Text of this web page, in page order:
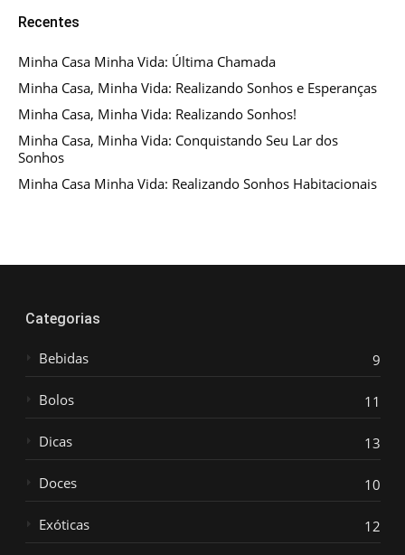
Recentes
Minha Casa Minha Vida: Última Chamada
Minha Casa, Minha Vida: Realizando Sonhos e Esperanças
Minha Casa, Minha Vida: Realizando Sonhos!
Minha Casa, Minha Vida: Conquistando Seu Lar dos
Sonhos
Minha Casa Minha Vida: Realizando Sonhos Habitacionais
Categorias
Bebidas 9
Bolos 11
Dicas 13
Doces 10
Exóticas 12